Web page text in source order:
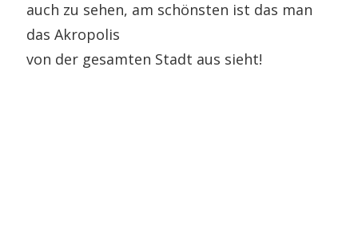
auch zu sehen, am schönsten ist das man
das Akropolis
von der gesamten Stadt aus sieht!